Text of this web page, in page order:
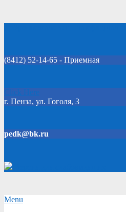
(8412) 52-14-65 - Приемная
Click Here
г. Пенза, ул. Гоголя, 3
pedk@bk.ru
Secondary
Menu